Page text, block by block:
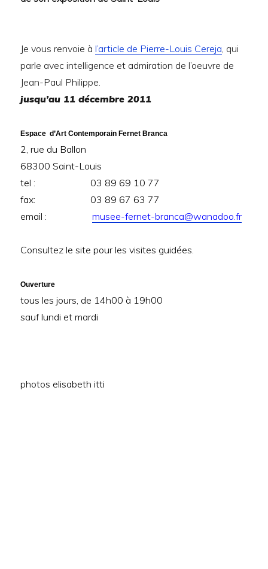
Je vous renvoie àl’article de Pierre-Louis Cereja, qui
parle avec intelligence et admiration de l’oeuvre de
Jean-Paul Philippe.
jusqu’au 11 décembre 2011
Espace d’Art Contemporain Fernet Branca
2, rue du Ballon
68300 Saint-Louis
tel : 03 89 69 10 77
fax: 03 89 67 63 77
email :musee-fernet-branca@wanadoo.fr
Consultez le site pour les visites guidées.
Ouverture
tous les jours, de 14h00 à 19h00
sauf lundi et mardi
photos elisabeth itti